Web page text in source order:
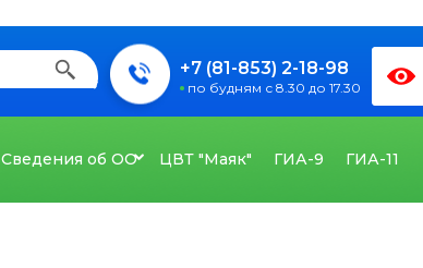
+7 (81-853) 2-18-98
по будням с 8.30 до 17.30
Сведения об ОО ЦВТ "Маяк" ГИА-9 ГИА-11